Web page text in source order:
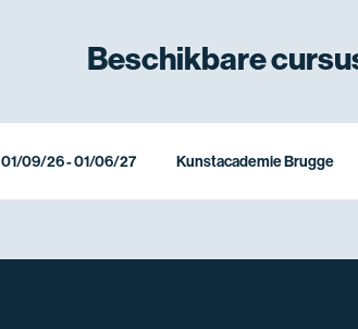
Beschikbare
01/09/26 - 01/06/27 Kunstacademie Brugge